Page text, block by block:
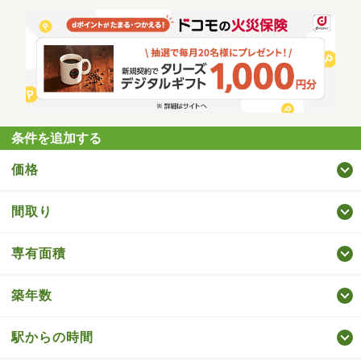
条件を追加する
価格
間取り
専有面積
築年数
駅からの時間